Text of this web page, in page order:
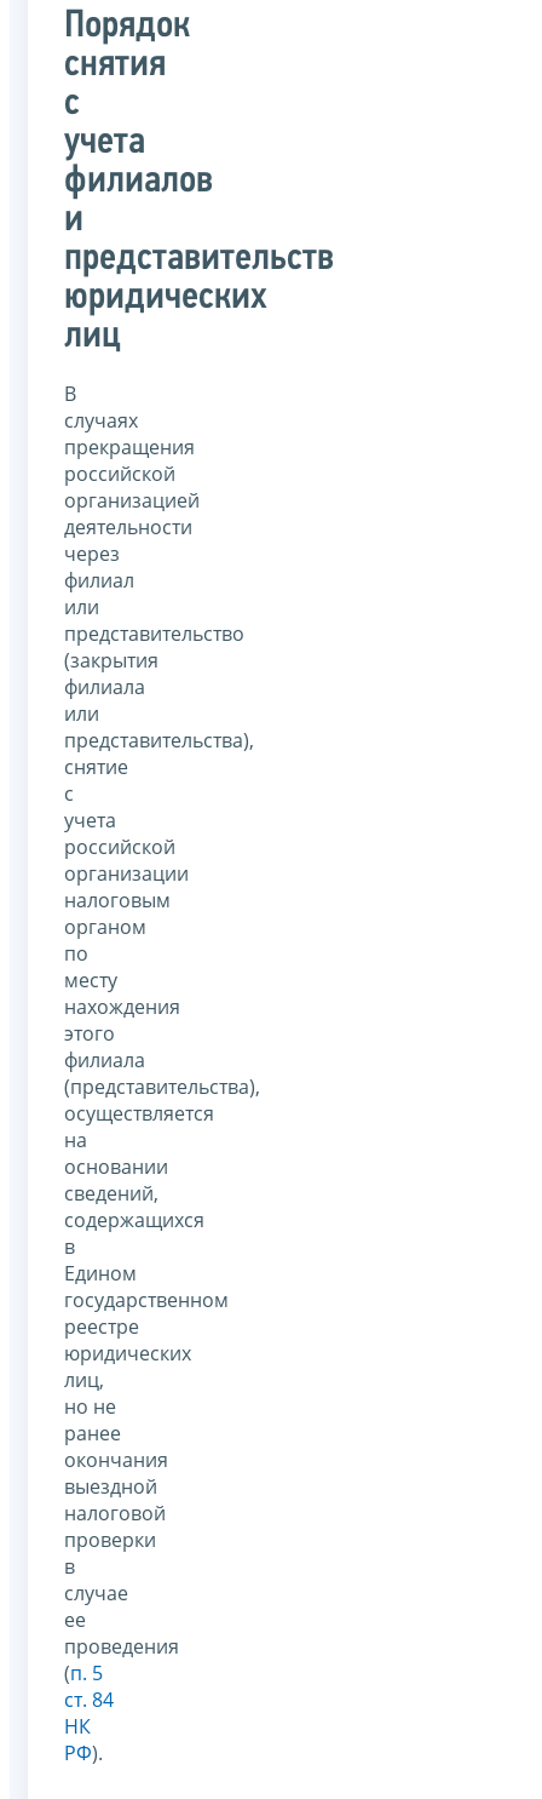
Порядок
снятия
с
учета
филиалов
и
представительств
юридических
лиц
В
случаях
прекращения
российской
организацией
деятельности
через
филиал
или
представительство
(закрытия
филиала
или
представительства),
снятие
с
учета
российской
организации
налоговым
органом
по
месту
нахождения
этого
филиала
(представительства),
осуществляется
на
основании
сведений,
содержащихся
в
Едином
государственном
реестре
юридических
лиц,
но не
ранее
окончания
выездной
налоговой
проверки
в
случае
ее
проведения
(п. 5
ст. 84
НК
РФ).